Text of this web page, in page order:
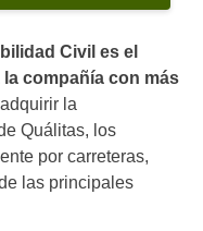
Civil es el
compañía con más
la
Quálitas, los
por carreteras,
las principales